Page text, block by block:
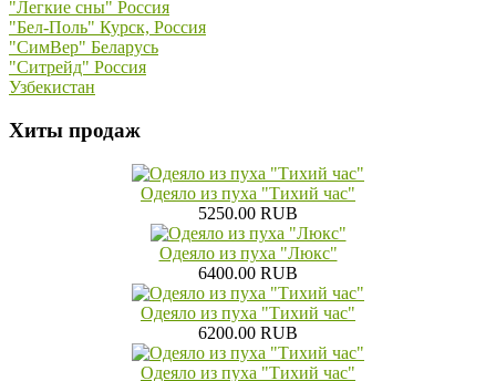
"Легкие сны" Россия
"Бел-Поль" Курск, Россия
"СимВер" Беларусь
"Ситрейд" Россия
Узбекистан
Хиты продаж
Одеяло из пуха "Тихий час"
5250.00 RUB
Одеяло из пуха "Люкс"
6400.00 RUB
Одеяло из пуха "Тихий час"
6200.00 RUB
Одеяло из пуха "Тихий час"